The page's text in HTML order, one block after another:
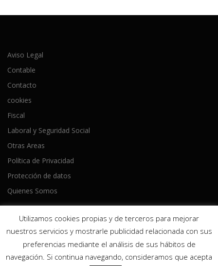
Aviso Legal
Contable
Contacto
cookies
Fiscal
Laboral y Seguridad Social
Otras Areas
Política de Privacidad
Protección de datos
Quienes Somos
Copyright © 2026 Ameijeiras Lois Asesores
OnePress
hecho por FameThemes
Utilizamos cookies propias y de terceros para mejorar
nuestros servicios y mostrarle publicidad relacionada con sus
preferencias mediante el análisis de sus hábitos de
navegación. Si continua navegando, consideramos que acepta